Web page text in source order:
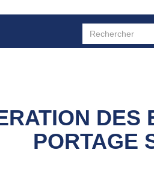
DES
PORTAGE